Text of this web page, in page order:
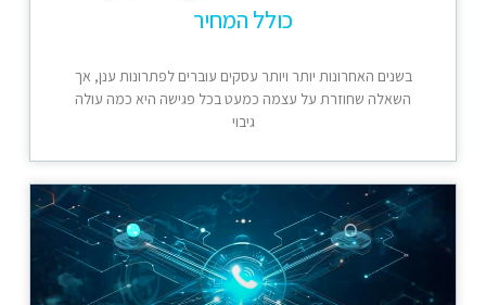
כולל המחיר
בשנים האחרונות יותר ויותר עסקים עוברים לפתרונות ענן, אך
השאלה שחוזרת על עצמה כמעט בכל פגישה היא כמה עולה
גיבוי